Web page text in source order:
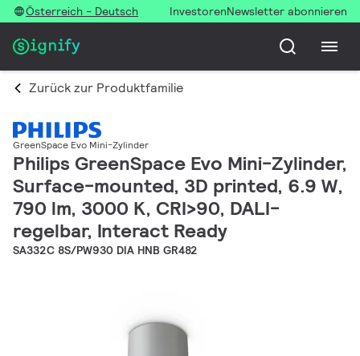
Österreich - Deutsch InvestorenNewsletter abonnieren
Zurück zur Produktfamilie
GreenSpace Evo Mini-Zylinder
Philips GreenSpace Evo Mini-Zylinder,
Surface-mounted, 3D printed, 6.9 W,
790 lm, 3000 K, CRI>90, DALI-
regelbar, Interact Ready
SA332C 8S/PW930 DIA HNB GR482